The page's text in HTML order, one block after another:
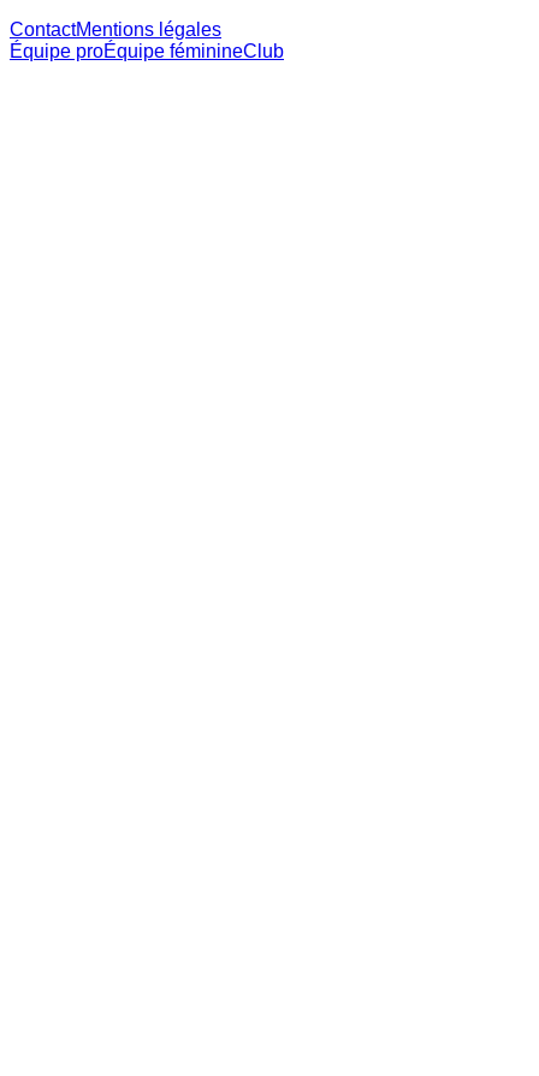
ContactMentions légales
Équipe proÉquipe féminineClub